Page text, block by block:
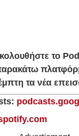
το
τα νέα